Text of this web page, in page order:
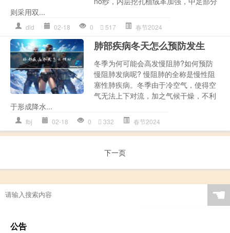
则采用双...
dld 02-18 0 517 春节2024
肺部疾病冬天怎么预防发生
冬季为何可能会高发慢阻肺?如何预防
慢阻肺发病呢? 慢阻肺的全称是慢性阻
塞性肺疾病。冬季由于冷空气，使得空
气无法上下对流，加之气候干燥，不利
于形成降水...
fbj 02-18 0 332 春节2024
下一页
☚
公告